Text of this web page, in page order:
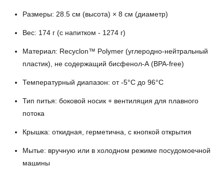
Размеры: 28.5 см (высота) × 8 см (диаметр)
Вес: 174 г (с напитком - 1274 г)
Материал: Recyclon™ Polymer (углеродно-нейтральный
пластик), не содержащий бисфенол-А (BPA-free)
Температурный диапазон: от -5°C до 96°C
Тип питья: боковой носик + вентиляция для плавного
потока
Крышка: откидная, герметична, с кнопкой открытия
Мытье: вручную или в холодном режиме посудомоечной
машины